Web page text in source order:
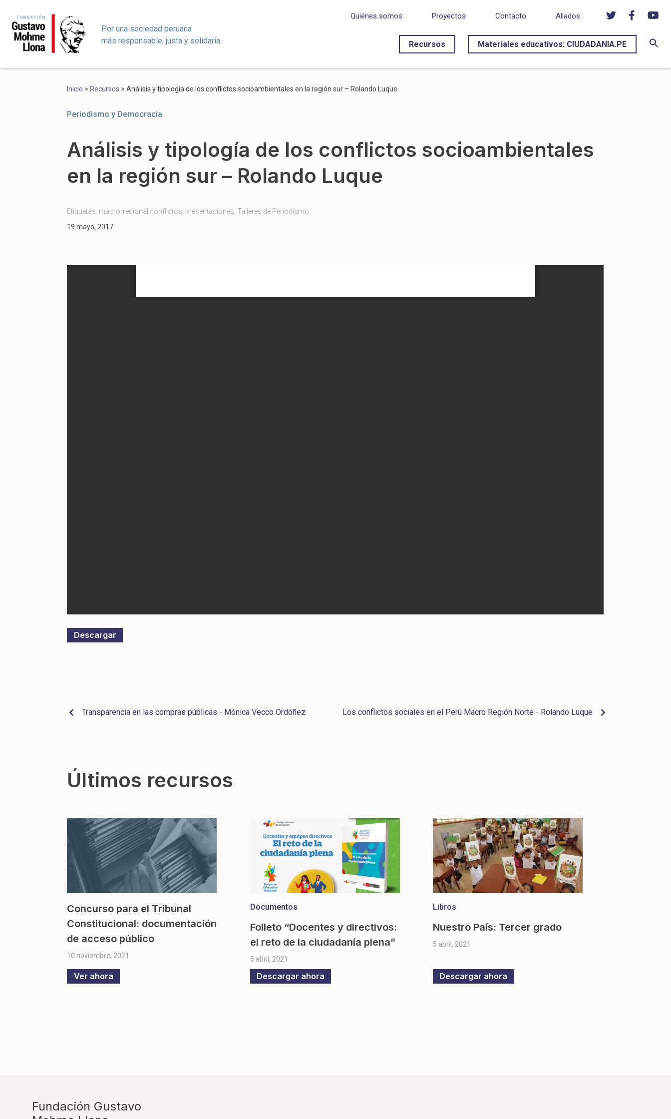
Por una sociedad peruana
más responsable, justa y solidaria.
Quiénes somos Proyectos Contacto Aliados
Recursos Materiales educativos: CIUDADANIA.PE
Inicio > Recursos >Análisis y tipología de los conflictos socioambientales en la región sur – Rolando Luque
Periodismo y Democracia
Análisis y tipología de los conflictos socioambientales
en la región sur – Rolando Luque
Etiquetas: macrorregional conflictos, presentaciones,Talleres de Periodismo
19 mayo, 2017
Descargar
Transparencia en las compras públicas - Mónica Vecco Ordóñez Los conflictos sociales en el Perú Macro Región Norte - Rolando Luque
Últimos recursos
Concurso para el Tribunal
Constitucional: documentación
de acceso público
10 noviembre, 2021
Ver ahora
Documentos
Folleto “Docentes y directivos:
el reto de la ciudadanía plena”
5 abril, 2021
Descargar ahora
Libros
Nuestro País: Tercer grado
5 abril, 2021
Descargar ahora
Fundación Gustavo